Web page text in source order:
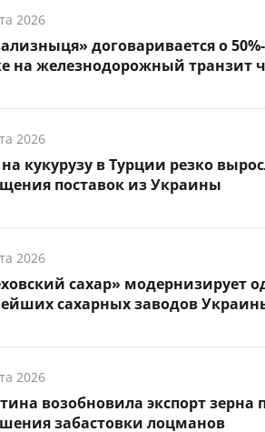
2026
договаривается о
на железнодорожный транзит
2026
кукурузу в Турции резко
поставок из Украины
2026
сахар» модернизирует
сахарных заводов
2026
возобновила экспорт зерна
забастовки лоцманов